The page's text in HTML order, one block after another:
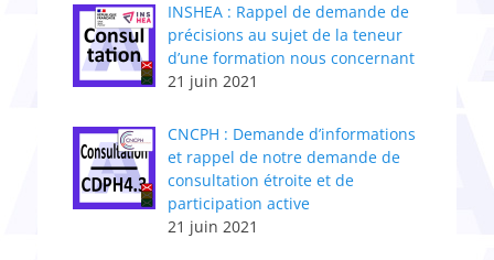
INSHEA : Rappel de demande de
précisions au sujet de la teneur
d’une formation nous concernant
21 juin 2021
CNCPH : Demande d’informations
et rappel de notre demande de
consultation étroite et de
participation active
21 juin 2021